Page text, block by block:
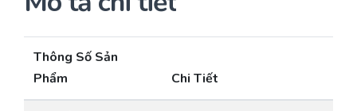
Thông Số Sản
Phẩm
Chi Tiết